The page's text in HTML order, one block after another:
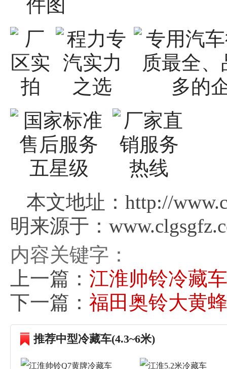
本文地址：http://
明来源于：
内容关键字：
上一篇： 江淮帅铃冷藏
下一篇： 福田奥铃大黄
推荐中型冷藏车(4.3~6米)